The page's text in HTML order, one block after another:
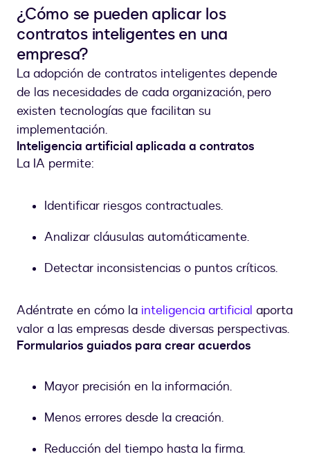
¿Cómo se pueden aplicar los
contratos inteligentes en una
empresa?
La adopción de contratos inteligentes depende
de las necesidades de cada organización, pero
existen tecnologías que facilitan su
implementación.
Inteligencia artificial aplicada a contratos
La IA permite:
Identificar riesgos contractuales.
Analizar cláusulas automáticamente.
Detectar inconsistencias o puntos críticos.
Adéntrate en cómo la inteligencia artificial aporta
valor a las empresas desde diversas perspectivas.
Formularios guiados para crear acuerdos
Mayor precisión en la información.
Menos errores desde la creación.
Reducción del tiempo hasta la firma.